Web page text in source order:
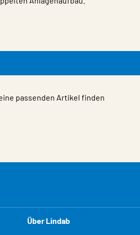
passenden Artikel finden
Über Lindab